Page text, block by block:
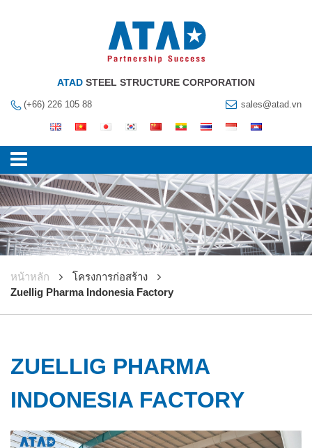
ATAD STEEL STRUCTURE CORPORATION
(+66) 226 105 88 sales@atad.vn
หน้าหลัก
โครงการก่อสร้าง
Zuellig Pharma Indonesia Factory
ZUELLIG PHARMA
INDONESIA FACTORY